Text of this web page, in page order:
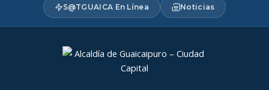
S@TGUAICA En Línea Noticias